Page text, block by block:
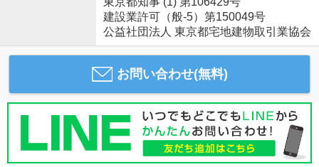
建設業許可（般-5）第150049号
公益社団法人 東京都宅地建物取引業協会
お問い合わせ(無料)